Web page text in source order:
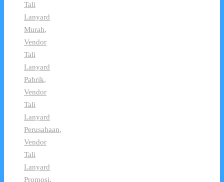
Tali
Lanyard
Murah,
Vendor
Tali
Lanyard
Pabrik,
Vendor
Tali
Lanyard
Perusahaan,
Vendor
Tali
Lanyard
Promosi,